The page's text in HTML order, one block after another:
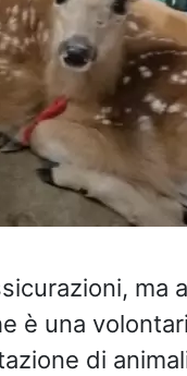
ma
è una
di